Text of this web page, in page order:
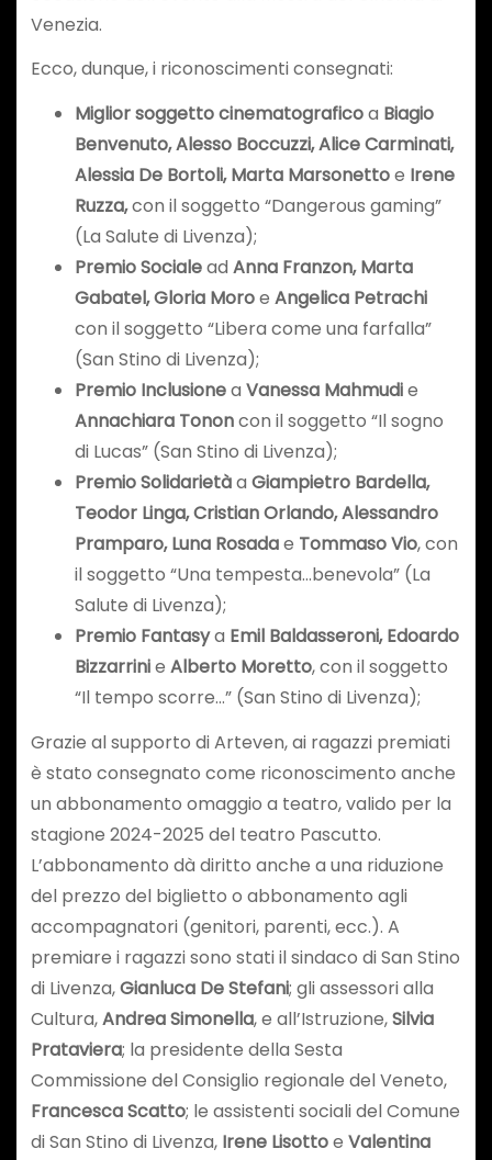
Venezia.
Ecco, dunque, i riconoscimenti consegnati:
Miglior soggetto cinematograficoa Biagio
Benvenuto, Alesso Boccuzzi, Alice Carminati,
Alessia De Bortoli, Marta Marsonettoe Irene
Ruzza,con il soggetto “Dangerous gaming”
(La Salute di Livenza);
Premio Socialead Anna Franzon, Marta
Gabatel, Gloria Moroe Angelica Petrachi
con il soggetto “Libera come una farfalla”
(San Stino di Livenza);
Premio Inclusionea Vanessa Mahmudie
Annachiara Tononcon il soggetto “Il sogno
di Lucas” (San Stino di Livenza);
Premio Solidarietàa Giampietro Bardella,
Teodor Linga, Cristian Orlando, Alessandro
Pramparo, Luna Rosadae Tommaso Vio, con
il soggetto “Una tempesta…benevola” (La
Salute di Livenza);
Premio Fantasya Emil Baldasseroni, Edoardo
Bizzarrinie Alberto Moretto, con il soggetto
“Il tempo scorre…” (San Stino di Livenza);
Grazie al supporto di Arteven, ai ragazzi premiati
è stato consegnato come riconoscimento anche
un abbonamento omaggio a teatro, valido per la
stagione 2024-2025 del teatro Pascutto.
L’abbonamento dà diritto anche a una riduzione
del prezzo del biglietto o abbonamento agli
accompagnatori (genitori, parenti, ecc.). A
premiare i ragazzi sono stati il sindaco di San Stino
di Livenza,Gianluca De Stefani; gli assessori alla
Cultura,Andrea Simonella, e all’Istruzione,Silvia
Prataviera; la presidente della Sesta
Commissione del Consiglio regionale del Veneto,
Francesca Scatto; le assistenti sociali del Comune
di San Stino di Livenza, Irene Lisottoe Valentina